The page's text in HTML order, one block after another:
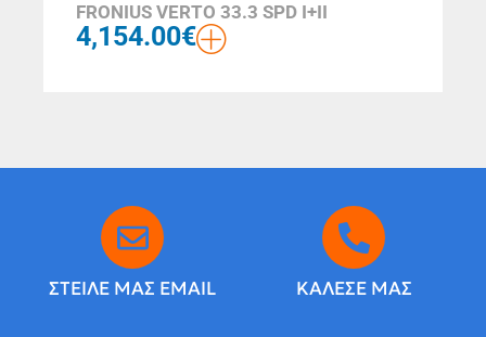
FRONIUS VERTO 33.3 SPD I+II
4,154.00€
ΣΤΕΙΛΕ ΜΑΣ EMAIL ΚΑΛΕΣΕ ΜΑΣ